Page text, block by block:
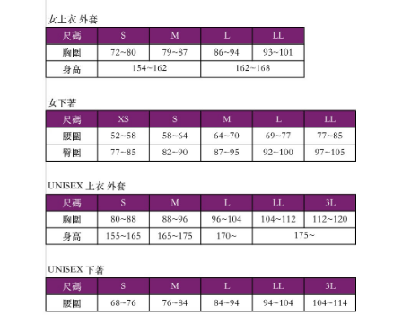
２．關於個人資料處理事宜，請瀏覽以下網址：
https://aftee.tw/terms/#terms3
３．未成年的使用者請事先徵得法定代理人或監護人之同意方可使用
「AFTEE先享後付」，若未經同意申辦者引起之損失，本公司不負相關責
４．使用「AFTEE先享後付」時，將依據個別帳號之用戶狀況，依本公司即
時審查核予不同之上限額度；若仍有額度不足之情形，本公司將視審查結果
請求用戶進行身份認證。
５．嚴禁一人註冊多個帳號或使用他人資訊註冊。若發現惡意使用之情形，
付款後7-11取貨
離島宅配